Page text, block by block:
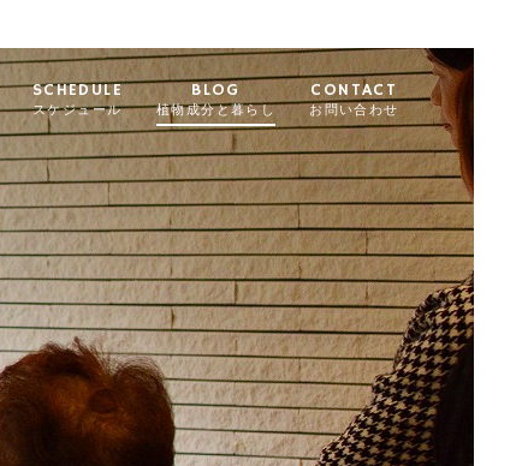
SCHEDULE
スケジュール
BLOG
植物成分と暮らし
CONTACT
お問い合わせ